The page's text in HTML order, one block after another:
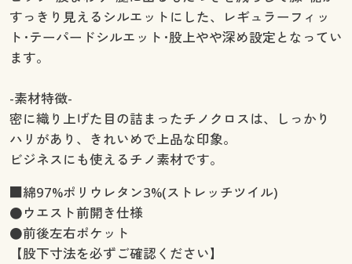
すっきり見えるシルエットにした、レギュラーフィッ
ト･テーパードシルエット･股上やや深め設定となってい
ます。
-素材特徴-
密に織り上げた目の詰まったチノクロスは、しっかり
ハリがあり、きれいめで上品な印象。
ビジネスにも使えるチノ素材です。
■綿97%ポリウレタン3%(ストレッチツイル)
●ウエスト前開き仕様
●前後左右ポケット
【股下寸法を必ずご確認ください】